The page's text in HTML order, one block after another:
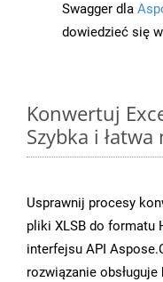
Swagger dla
dowiedzieć się
Konwertuj
Szybka i
Usprawnij procesy
pliki XLSB do formatu
interfejsu API
rozwiązanie